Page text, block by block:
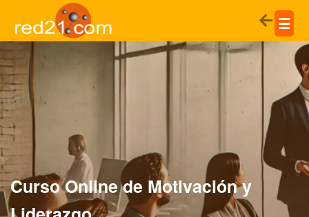
☰
Curso Online de Motivación y